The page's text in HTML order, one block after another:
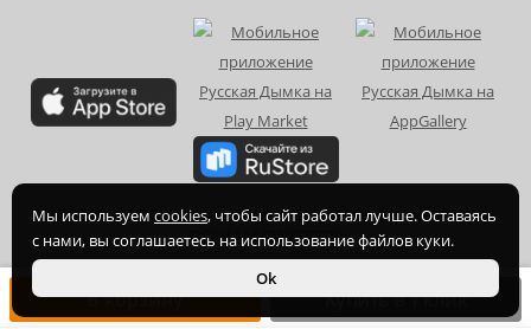
В корзину Купить в 1 клик
Мы используем cookies, чтобы сайт работал лучше. Оставаясь
с нами, вы соглашаетесь на использование файлов куки.
Ok
2015-2026© ООО Торгово-производственная компания Ханхи,
ОГРН 1164350070720